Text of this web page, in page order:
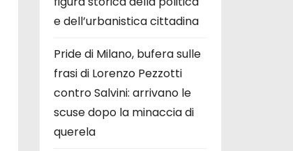
e dell’urbanistica cittadina
Pride di Milano, bufera sulle
frasi di Lorenzo Pezzotti
contro Salvini: arrivano le
scuse dopo la minaccia di
querela